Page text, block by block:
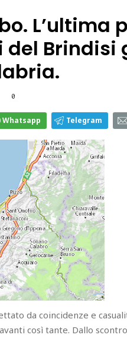
L’ultima
del Brindisi
0
Whatsapp Telegram
da coincidenze e
così tante. Dallo